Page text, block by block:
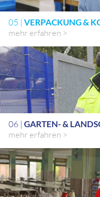
05 |VERPACKUNG &
mehr erfahren >
06 |GARTEN- &
mehr erfahren >